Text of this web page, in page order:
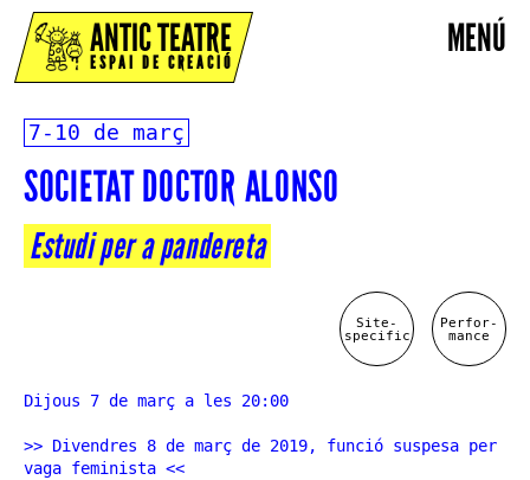
MENÚ
ANTIC TEATRE
ESPAI DE CREACIÓ
7-10 de març
SOCIETAT DOCTOR ALONSO
Estudi per a pandereta
Perfor-
mance
Site-
specific
Dijous 7 de març a les 20:00
>> Divendres 8 de març de 2019, funció suspesa per
vaga feminista <<